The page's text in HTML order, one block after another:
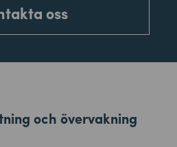
oss
och övervakning